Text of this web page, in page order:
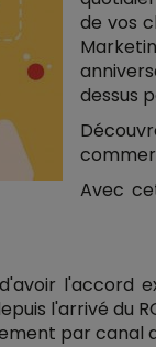
de vos
dessus
Avec
l'accord
l'arrivé du
par canal